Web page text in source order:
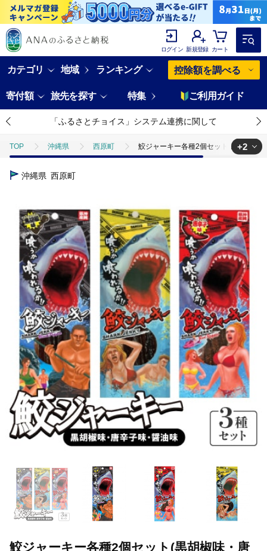
ログイン 新規登録 カート
カテゴリ 地域 ランキング 控除額を調べる
寄付額 旅先を探す 特集 ご利用ガイド
「ふるさとチョイス」システム連携に関して
TOP 沖縄県 西原町 鮫ジャーキー各種2個セット(黒胡椒味
TOP
+2
沖縄県 西原町
鮫ジャーキー各種2個セット(黒胡椒味・唐